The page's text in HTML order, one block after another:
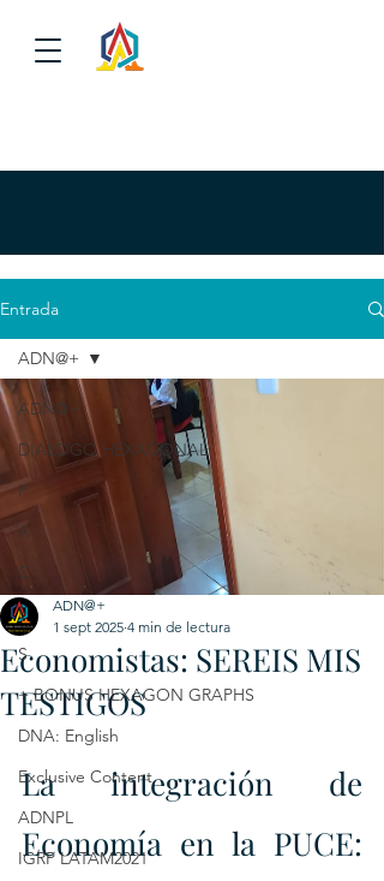
Entrada
ADN@+
DIALOGO HEXAGONAL
P
A
C
E
S
+ BONUS HEXAGON GRAPHS
DNA: English
Exclusive Content
ADNPL
IGRP LATAM2021
ADN@+
Economistas: SEREIS MIS
TESTIGOS
ADN@+
1 sept 2025 4 min de lectura
La integración de
Economía en la PUCE: